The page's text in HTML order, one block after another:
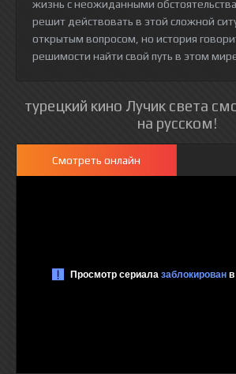
жизнь с неожиданными
решит действовать в этой сложной
открытым вопросом, но история
решимости найти свой путь в этом
турецкий кино Лучик света
на русском!
Смотреть онлайн